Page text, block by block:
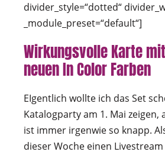
divider_style=“dotted“
_module_preset=“default“]
Wirkungsvolle Karte
neuen In Color Farben
EIgentlich wollte ich das Set
Katalogparty am 1. Mai zeigen,
ist immer irgenwie so knapp.
dieser Woche einen